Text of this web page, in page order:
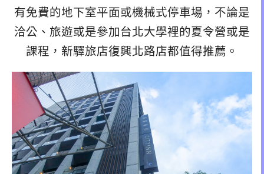
有免費的地下室平面或機械式停車場，不論是
洽公、旅遊或是參加台北大學裡的夏令營或是
課程，新驛旅店復興北路店都值得推薦。